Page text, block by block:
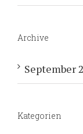
Archive
September
Kategorien